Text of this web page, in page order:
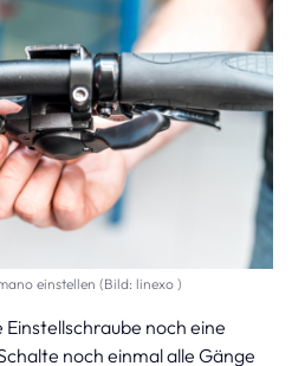
einstellen (Bild: linexo )
noch eine
noch einmal alle Gänge